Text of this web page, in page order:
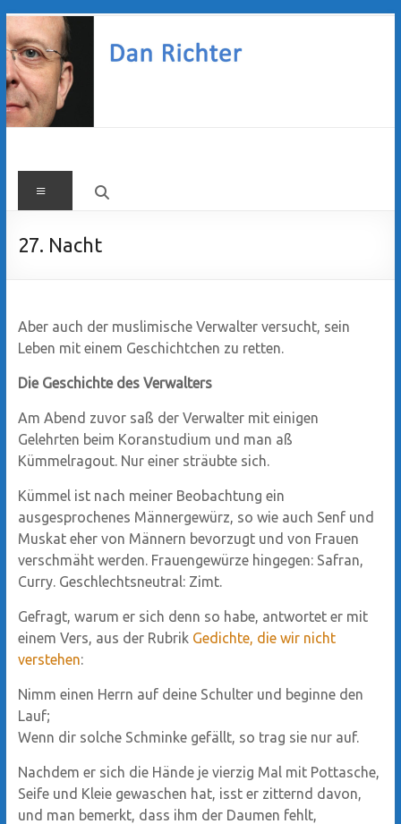
Zum
Inhalt
springen
Dan
Richter
Menü
27. Nacht
Aber auch der muslimische Verwalter versucht, sein
Leben mit einem Geschichtchen zu retten.
Die Geschichte des Verwalters
Am Abend zuvor saß der Verwalter mit einigen
Gelehrten beim Koranstudium und man aß
Kümmelragout. Nur einer sträubte sich.
Kümmel ist nach meiner Beobachtung ein
ausgesprochenes Männergewürz, so wie auch Senf und
Muskat eher von Männern bevorzugt und von Frauen
verschmäht werden. Frauengewürze hingegen: Safran,
Curry. Geschlechtsneutral: Zimt.
Gefragt, warum er sich denn so habe, antwortet er mit
einem Vers, aus der Rubrik Gedichte, die wir nicht
verstehen:
Nimm einen Herrn auf deine Schulter und beginne den
Lauf;
Wenn dir solche Schminke gefällt, so trag sie nur auf.
Nachdem er sich die Hände je vierzig Mal mit Pottasche,
Seife und Kleie gewaschen hat, isst er zitternd davon,
und man bemerkt, dass ihm der Daumen fehlt,